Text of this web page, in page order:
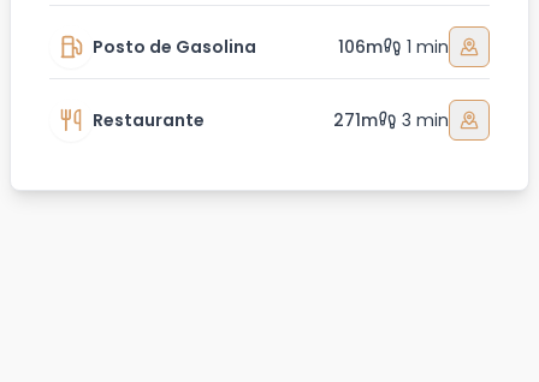
Posto de Gasolina 106m 1 min
Restaurante 271m 3 min